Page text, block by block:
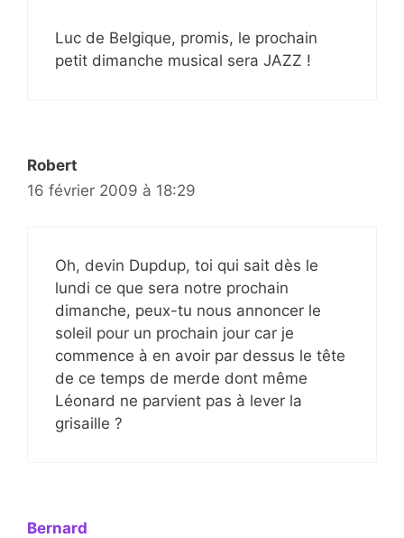
Luc de Belgique, promis, le prochain
petit dimanche musical sera JAZZ !
Robert
16 février 2009 à 18:29
Oh, devin Dupdup, toi qui sait dès le
lundi ce que sera notre prochain
dimanche, peux-tu nous annoncer le
soleil pour un prochain jour car je
commence à en avoir par dessus le tête
de ce temps de merde dont même
Léonard ne parvient pas à lever la
grisaille ?
Bernard